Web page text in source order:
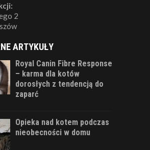
2
ARTYKUŁY
Royal Canin Fibre Response
– karma dla kotów
dorosłych z tendencją do
zaparć
Opieka nad kotem podczas
nieobecności w domu